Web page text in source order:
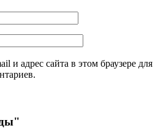
и адрес сайта в этом браузере для